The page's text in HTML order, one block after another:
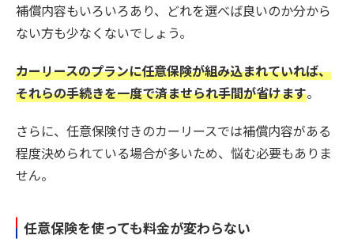
補償内容もいろいろあり、どれを選べば良いのか分から
ない方も少なくないでしょう。
カーリースのプランに任意保険が組み込まれていれば、
それらの手続きを一度で済ませられ手間が省けます。
さらに、任意保険付きのカーリースでは補償内容がある
程度決められている場合が多いため、悩む必要もありま
せん。
任意保険を使っても料金が変わらない